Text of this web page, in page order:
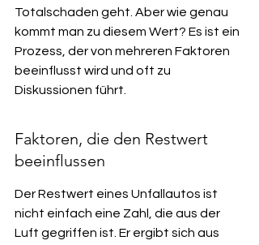
Totalschaden geht. Aber wie genau
kommt man zu diesem Wert? Es ist ein
Prozess, der von mehreren Faktoren
beeinflusst wird und oft zu
Diskussionen führt.
Faktoren, die den Restwert
beeinflussen
Der Restwert eines Unfallautos ist
nicht einfach eine Zahl, die aus der
Luft gegriffen ist. Er ergibt sich aus